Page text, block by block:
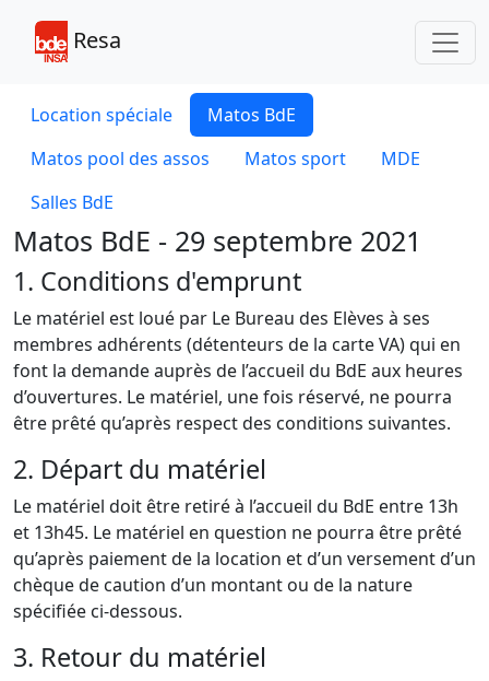
Resa
Location spéciale
Matos BdE
Matos pool des assos
Matos sport
MDE
Salles BdE
Matos BdE - 29 septembre 2021
1. Conditions d'emprunt
Le matériel est loué par Le Bureau des Elèves à ses
membres adhérents (détenteurs de la carte VA) qui en
font la demande auprès de l’accueil du BdE aux heures
d’ouvertures. Le matériel, une fois réservé, ne pourra
être prêté qu’après respect des conditions suivantes.
2. Départ du matériel
Le matériel doit être retiré à l’accueil du BdE entre 13h
et 13h45. Le matériel en question ne pourra être prêté
qu’après paiement de la location et d’un versement d’un
chèque de caution d’un montant ou de la nature
spécifiée ci-dessous.
3. Retour du matériel